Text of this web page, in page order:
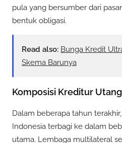
pula yang bersumber dari
bentuk obligasi.
Read also: Bunga Kredit
Skema Barunya
Komposisi Kreditur
Dalam beberapa tahun
Indonesia terbagi ke dalam
utama. Lembaga multilateral